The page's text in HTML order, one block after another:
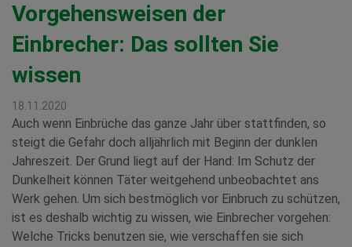
Vorgehensweisen der
Einbrecher: Das sollten Sie
wissen
18.11.2020
Auch wenn Einbrüche das ganze Jahr über stattfinden, so
steigt die Gefahr doch alljährlich mit Beginn der dunklen
Jahreszeit. Der Grund liegt auf der Hand: Im Schutz der
Dunkelheit können Täter weitgehend unbeobachtet ans
Werk gehen. Um sich bestmöglich vor Einbruch zu schützen,
ist es deshalb wichtig zu wissen, wie Einbrecher vorgehen:
Welche Tricks benutzen sie, wie verschaffen sie sich